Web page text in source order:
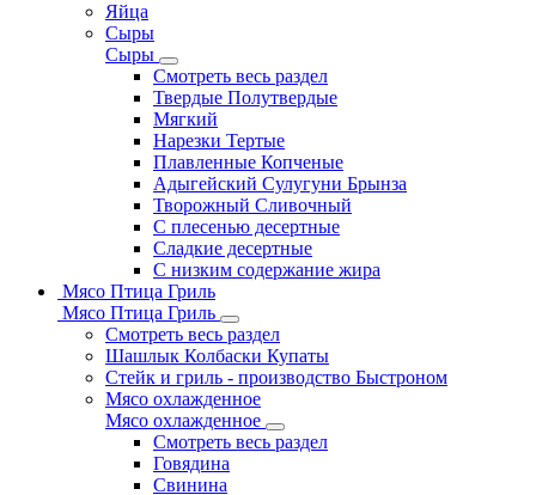
Яйца
Сыры
Сыры
Смотреть весь раздел
Твердые Полутвердые
Мягкий
Нарезки Тертые
Плавленные Копченые
Адыгейский Сулугуни Брынза
Творожный Сливочный
С плесенью десертные
Сладкие десертные
С низким содержание жира
Мясо Птица Гриль
Мясо Птица Гриль
Смотреть весь раздел
Шашлык Колбаски Купаты
Стейк и гриль - производство Быстроном
Мясо охлажденное
Мясо охлажденное
Смотреть весь раздел
Говядина
Свинина